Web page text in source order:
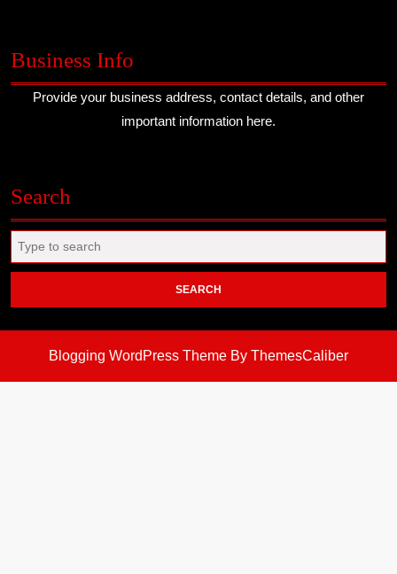
Business Info
Provide your business address, contact details, and other
important information here.
Search
for:
Blogging WordPress Theme By ThemesCaliber